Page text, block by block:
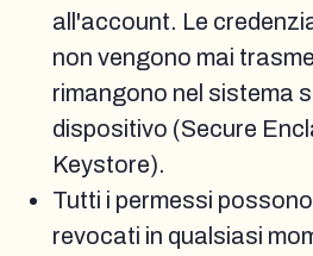
all'account. Le
non vengono mai
rimangono nel sistema
dispositivo (Secure
Keystore).
Tutti i permessi
revocati in qualsiasi